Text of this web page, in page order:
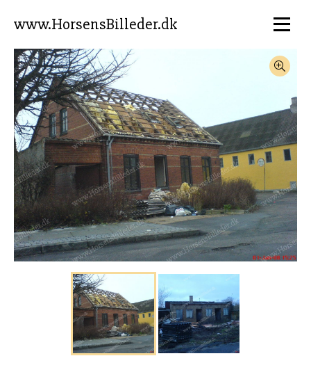
www.HorsensBilleder.dk